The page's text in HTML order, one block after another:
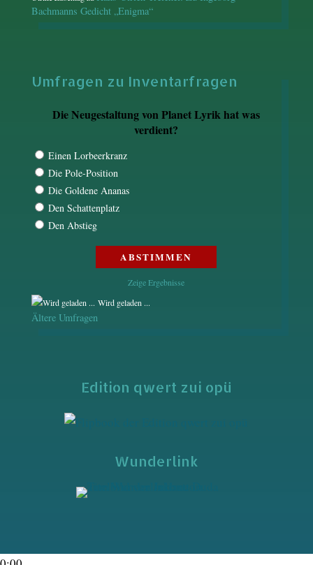
Bachmanns Gedicht „Enigma“
Umfragen zu Inventarfragen
Die Neugestaltung von Planet Lyrik hat was
verdient?
Einen Lorbeerkranz
Die Pole-Position
Die Goldene Ananas
Den Schattenplatz
Den Abstieg
Zeige Ergebnisse
Wird geladen ...
Ältere Umfragen
Edition qwert zui opü
Wunderlink